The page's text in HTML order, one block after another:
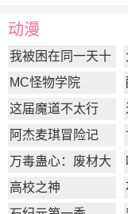
动漫
我被困在同一天十
万年
MC怪物学院
这届魔道不太行
阿杰麦琪冒险记
万毒蛊心：废材大
小姐杀疯了
高校之神